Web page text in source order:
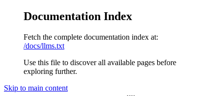
Documentation Index
Fetch the complete documentation index at:
/docs/llms.txt
Use this file to discover all available pages before
exploring further.
Skip to main content